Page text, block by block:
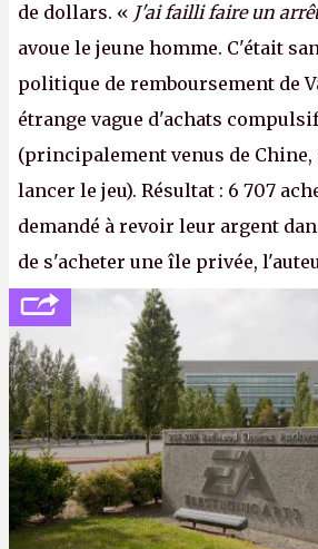
de dollars. « J'ai failli faire un
avoue le jeune homme. C'était
politique de remboursement de
étrange vague d'achats
(principalement venus de Chine,
lancer le jeu). Résultat : 6 707
demandé à revoir leur argent
de s'acheter une île privée,
peine 2 000 dollars en poche.
cher payé que le temps passé à
apprendra aux petits malins
Gabe Newell aussi facilement.P.